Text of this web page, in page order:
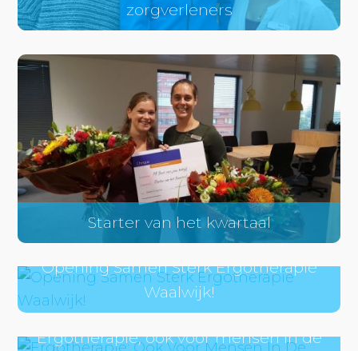
zorgverleners
Starter van het kwartaal
Opening Samen Sterk Ergotherapie
Waalwijk!
Ergotherapie; ook voor mensen in de